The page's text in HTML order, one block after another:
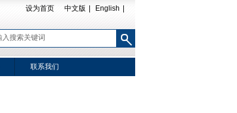
设为首页 中文版 English
联系我们